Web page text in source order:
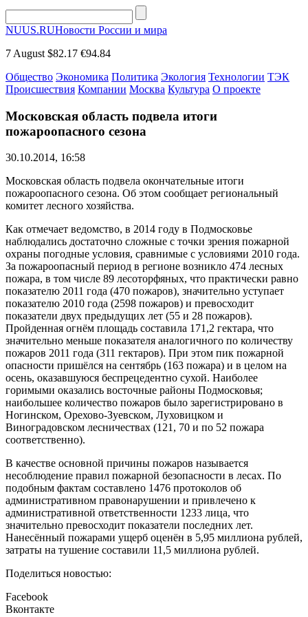
NUUS.RUНовости России и мира
7 August $82.17 €94.84
Общество Экономика Политика Экология Технологии ТЭК
Происшествия Компании Москва Культура О проекте
Московская область подвела итоги
пожароопасного сезона
30.10.2014, 16:58
Московская область подвела окончательные итоги
пожароопасного сезона. Об этом сообщает региональный
комитет лесного хозяйства.
Как отмечает ведомство, в 2014 году в Подмосковье
наблюдались достаточно сложные с точки зрения пожарной
охраны погодные условия, сравнимые с условиями 2010 года.
За пожароопасный период в регионе возникло 474 лесных
пожара, в том числе 89 лесоторфяных, что практически равно
показателю 2011 года (470 пожаров), значительно уступает
показателю 2010 года (2598 пожаров) и превосходит
показатели двух предыдущих лет (55 и 28 пожаров).
Пройденная огнём площадь составила 171,2 гектара, что
значительно меньше показателя аналогичного по количеству
пожаров 2011 года (311 гектаров). При этом пик пожарной
опасности пришёлся на сентябрь (163 пожара) и в целом на
осень, оказавшуюся беспрецедентно сухой. Наиболее
горимыми оказались восточные районы Подмосковья;
наибольшее количество пожаров было зарегистрировано в
Ногинском, Орехово-Зуевском, Луховицком и
Виноградовском лесничествах (121, 70 и по 52 пожара
соответственно).
В качестве основной причины пожаров называется
несоблюдение правил пожарной безопасности в лесах. По
подобным фактам составлено 1476 протоколов об
административном правонарушении и привлечено к
административной ответственности 1233 лица, что
значительно превосходит показатели последних лет.
Нанесённый пожарами ущерб оценён в 5,95 миллиона рублей,
затраты на тушение составили 11,5 миллиона рублей.
Поделиться новостью:
Facebook
Вконтакте